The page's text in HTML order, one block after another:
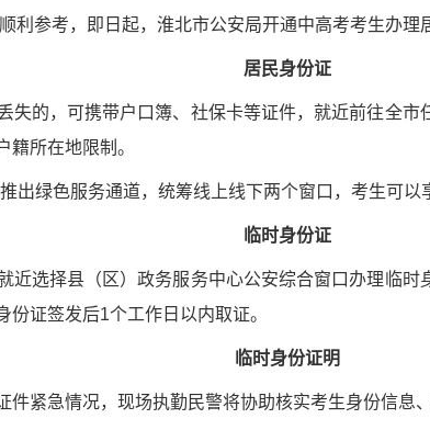
利参考，即日起，淮北市公安局开通中高考考生办理
居民身份证
失的，可携带户口簿、社保卡等证件，就近前往全
籍所在地限制。
出绿色服务通道，统筹线上线下两个窗口，考生可以
临时身份证
近选择县（区）政务服务中心公安综合窗口办理临
证签发后1个工作日以内取证。
临时身份证明
紧急情况，现场执勤民警将协助核实考生身份信息